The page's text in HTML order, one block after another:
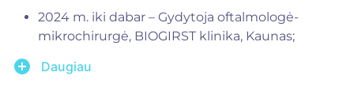
2024 m. iki dabar – Gydytoja oftalmologė-
mikrochirurgė, BIOGIRST klinika, Kaunas;
mikrochirurgė, LSMU Kauno ligoninė, Kaunas;
add_circle Daugiau